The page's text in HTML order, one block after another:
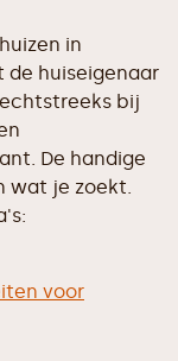
in
huiseigenaar
bij
De handige
wat je zoekt.
voor